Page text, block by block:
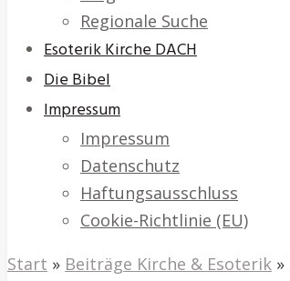
Regionale Suche
Esoterik Kirche DACH
Die Bibel
Impressum
Impressum
Datenschutz
Haftungsausschluss
Cookie-Richtlinie (EU)
Start » Beiträge Kirche & Esoterik »